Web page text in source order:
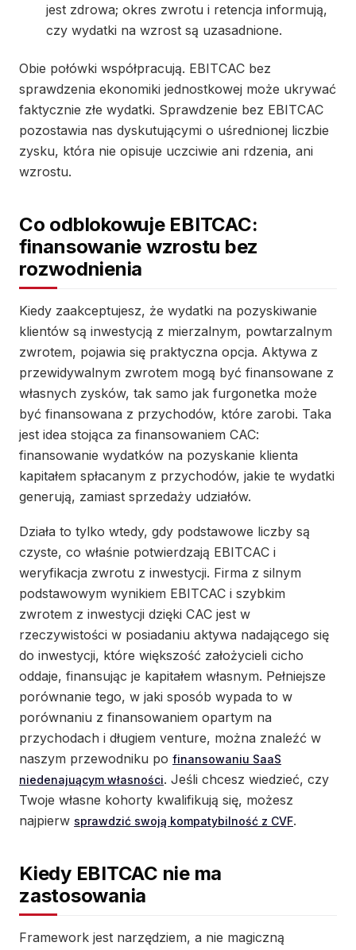
jest zdrowa; okres zwrotu i retencja informują,
czy wydatki na wzrost są uzasadnione.
Obie połówki współpracują. EBITCAC bez
sprawdzenia ekonomiki jednostkowej może ukrywać
faktycznie złe wydatki. Sprawdzenie bez EBITCAC
pozostawia nas dyskutującymi o uśrednionej liczbie
zysku, która nie opisuje uczciwie ani rdzenia, ani
wzrostu.
Co odblokowuje EBITCAC:
finansowanie wzrostu bez
rozwodnienia
Kiedy zaakceptujesz, że wydatki na pozyskiwanie
klientów są inwestycją z mierzalnym, powtarzalnym
zwrotem, pojawia się praktyczna opcja. Aktywa z
przewidywalnym zwrotem mogą być finansowane z
własnych zysków, tak samo jak furgonetka może
być finansowana z przychodów, które zarobi. Taka
jest idea stojąca za finansowaniem CAC:
finansowanie wydatków na pozyskanie klienta
kapitałem spłacanym z przychodów, jakie te wydatki
generują, zamiast sprzedaży udziałów.
Działa to tylko wtedy, gdy podstawowe liczby są
czyste, co właśnie potwierdzają EBITCAC i
weryfikacja zwrotu z inwestycji. Firma z silnym
podstawowym wynikiem EBITCAC i szybkim
zwrotem z inwestycji dzięki CAC jest w
rzeczywistości w posiadaniu aktywa nadającego się
do inwestycji, które większość założycieli cicho
oddaje, finansując je kapitałem własnym. Pełniejsze
porównanie tego, w jaki sposób wypada to w
porównaniu z finansowaniem opartym na
przychodach i długiem venture, można znaleźć w
naszym przewodniku po finansowaniu SaaS
niedenajuącym własności. Jeśli chcesz wiedzieć, czy
Twoje własne kohorty kwalifikują się, możesz
najpierw sprawdzić swoją kompatybilność z CVF.
Kiedy EBITCAC nie ma
zastosowania
Framework jest narzędziem, a nie magiczną